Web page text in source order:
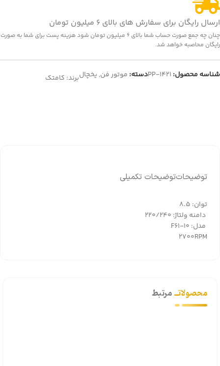
ارسال رایگان برای سفارش های بالای 6 میلیون تومان
چنان چه جمع صورت حساب شما بالای 6 میلیون تومان شود هزینه پست برای شما به صورت
رایگان محاصبه خواهد شد.
شناسه محصول: PP-1421دسته: موتور فن, یخچالبرند: کامتک
توضیحاتتوضیحات تکمیلی
توان: 8.5
دامنه ولتاژ: 220/240
مدل: F61-10
2700RPM
محصولاتــمرتبط